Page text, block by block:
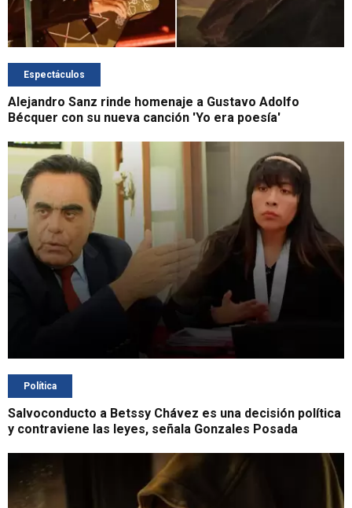
Espectáculos
Alejandro Sanz rinde homenaje a Gustavo Adolfo
Bécquer con su nueva canción 'Yo era poesía'
Política
Salvoconducto a Betssy Chávez es una decisión política
y contraviene las leyes, señala Gonzales Posada